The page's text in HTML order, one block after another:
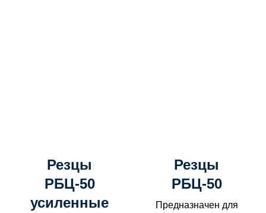
Резцы
РБЦ-50
усиленные
Резцы
РБЦ-50
Предназначен для